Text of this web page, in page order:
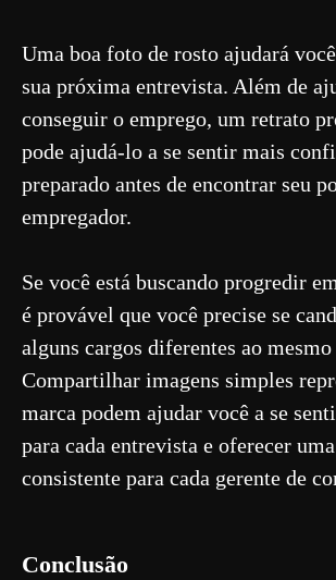
Uma boa foto de rosto ajudará
sua próxima entrevista. Além de
conseguir o emprego, um retrato
pode ajudá-lo a se sentir mais
preparado antes de encontrar seu
empregador.
Se você está buscando progredir
é provável que você precise se
alguns cargos diferentes ao
Compartilhar imagens simples
marca podem ajudar você a se
para cada entrevista e oferecer
consistente para cada gerente de
Conclusão